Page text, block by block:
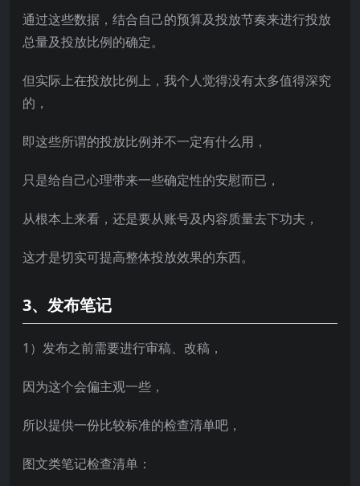
通过这些数据，结合自己的预算及投放节奏来进行投放
总量及投放比例的确定。
但实际上在投放比例上，我个人觉得没有太多值得深究
的，
即这些所谓的投放比例并不一定有什么用，
只是给自己心理带来一些确定性的安慰而已，
从根本上来看，还是要从账号及内容质量去下功夫，
这才是切实可提高整体投放效果的东西。
3、发布笔记
1）发布之前需要进行审稿、改稿，
因为这个会偏主观一些，
所以提供一份比较标准的检查清单吧，
图文类笔记检查清单：